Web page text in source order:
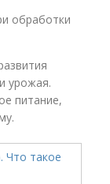
обработки
урожая.
питание,